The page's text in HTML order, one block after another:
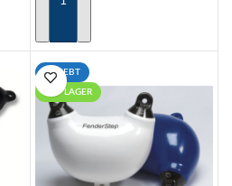
BELIEBT
AUF LAGER